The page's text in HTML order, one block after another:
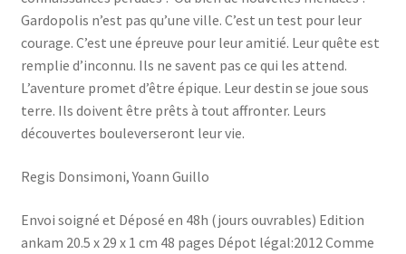
Gardopolis n’est pas qu’une ville. C’est un test pour leur
courage. C’est une épreuve pour leur amitié. Leur quête est
remplie d’inconnu. Ils ne savent pas ce qui les attend.
L’aventure promet d’être épique. Leur destin se joue sous
terre. Ils doivent être prêts à tout affronter. Leurs
découvertes bouleverseront leur vie.
Regis Donsimoni, Yoann Guillo
Envoi soigné et Déposé en 48h (jours ouvrables) Edition
ankam 20.5 x 29 x 1 cm 48 pages Dépot légal:2012 Comme